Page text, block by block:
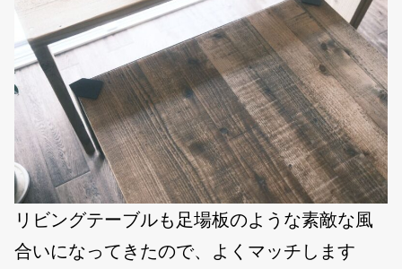
リビングテーブルも足場板のような素敵な風
合いになってきたので、よくマッチします